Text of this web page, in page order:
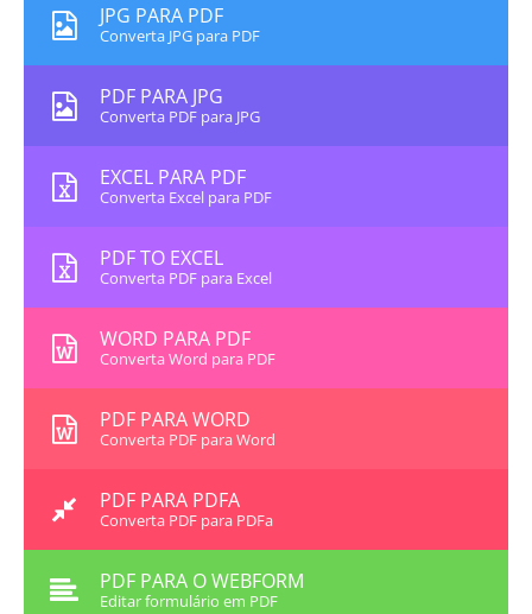
JPG PARA PDF
Converta JPG para PDF
PDF PARA JPG
Converta PDF para JPG
EXCEL PARA PDF
Converta Excel para PDF
PDF TO EXCEL
Converta PDF para Excel
WORD PARA PDF
Converta Word para PDF
PDF PARA WORD
Converta PDF para Word
PDF PARA PDFA
Converta PDF para PDFa
PDF PARA O WEBFORM
Editar formulário em PDF